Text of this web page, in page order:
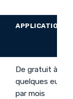
APPLICATION
De gratuit à
quelques euros
par mois